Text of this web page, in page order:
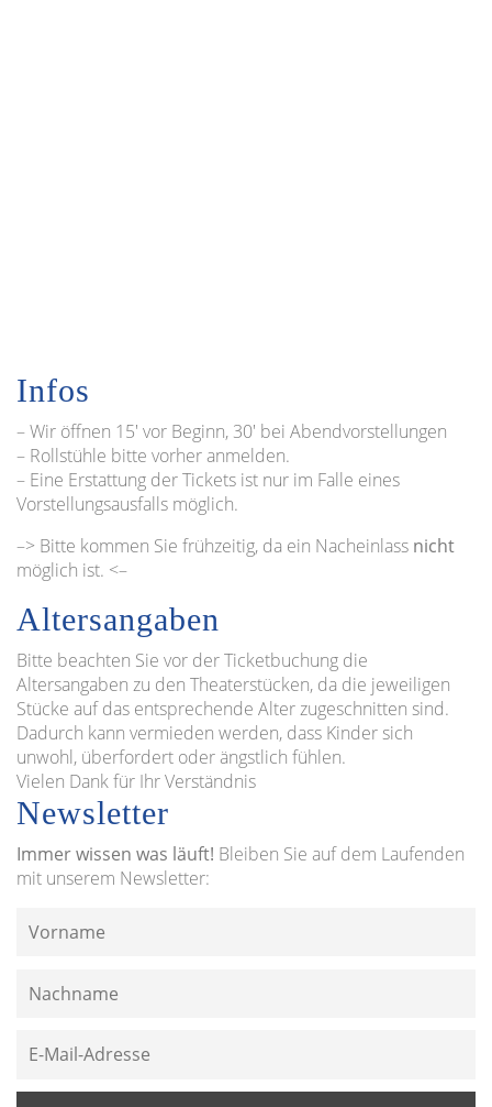
Infos
– Wir öffnen 15′ vor Beginn, 30′ bei Abendvorstellungen
– Rollstühle bitte vorher anmelden.
– Eine Erstattung der Tickets ist nur im Falle eines
Vorstellungsausfalls möglich.
–> Bitte kommen Sie frühzeitig, da ein Nacheinlass nicht
möglich ist. <–
Altersangaben
Bitte beachten Sie vor der Ticketbuchung die
Altersangaben zu den Theaterstücken, da die jeweiligen
Stücke auf das entsprechende Alter zugeschnitten sind.
Dadurch kann vermieden werden, dass Kinder sich
unwohl, überfordert oder ängstlich fühlen.
Vielen Dank für Ihr Verständnis
Newsletter
Immer wissen was läuft! Bleiben Sie auf dem Laufenden
mit unserem Newsletter: